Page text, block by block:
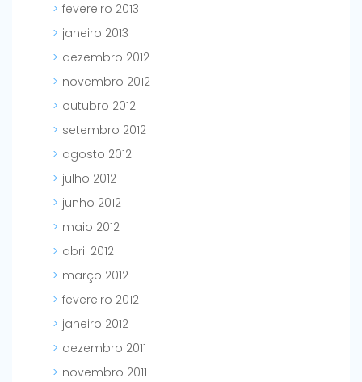
fevereiro 2013
janeiro 2013
dezembro 2012
novembro 2012
outubro 2012
setembro 2012
agosto 2012
julho 2012
junho 2012
maio 2012
abril 2012
março 2012
fevereiro 2012
janeiro 2012
dezembro 2011
novembro 2011